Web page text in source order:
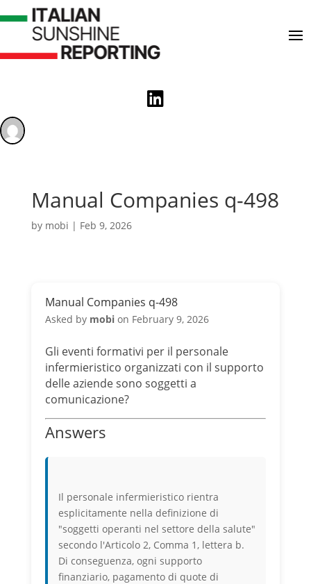

Manual Companies q-498
by mobi | Feb 9, 2026
Manual Companies q-498
Asked by mobion February 9, 2026
Gli eventi formativi per il personale
infermieristico organizzati con il supporto
delle aziende sono soggetti a
comunicazione?
Answers
Il personale infermieristico rientra
esplicitamente nella definizione di
"soggetti operanti nel settore della salute"
secondo l'Articolo 2, Comma 1, lettera b.
Di conseguenza, ogni supporto
finanziario, pagamento di quote di